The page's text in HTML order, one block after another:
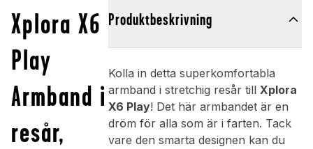
Xplora X6
Play
Armband i
resår,
Produktbeskrivning
Kolla in detta superkomfortabla
armband i stretchig resår till Xplora
X6 Play! Det här armbandet är en
dröm för alla som är i farten. Tack
vare den smarta designen kan du